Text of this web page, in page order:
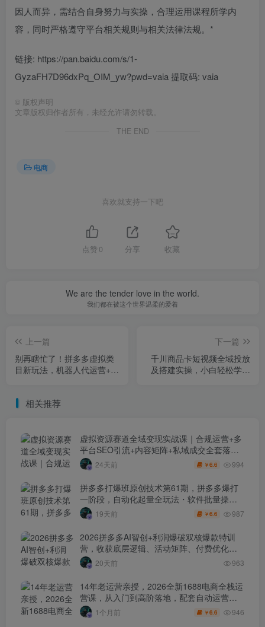
因人而异，需结合自身努力与实操，合理运用课程所学内
容，同时严格遵守平台相关规则与相关法律法规。*
链接: https://pan.baidu.com/s/1-
GyzaFH7D96dxPq_OIM_yw?pwd=vaia 提取码: vaia
© 版权声明
文章版权归作者所有，未经允许请勿转载。
THE END
电商
喜欢就支持一下吧
点赞 0 分享 收藏
We are the tender love in the world.
我们都在被这个世界温柔的爱着
上一篇
别再瞎忙了！拼多多虚拟类
目新玩法，机器人代运营+自
下一篇
千川商品卡短视频全域投放
及搭建实操，小白轻松学会
相关推荐
虚拟资源赛道全域变现实战课｜合规运营+多
平台SEO引流+内容矩阵+私域成交全套落地
玩法24天前 ￥6.6 994
拼多多打爆班原创技术第61期，拼多多爆打
一阶段，自动化起量全玩法・软件批量操
作・投产优化・大促矩阵实战课
19天前 ￥6.6 987
2026拼多多AI智创+利润爆破双核爆款特训
营，收获底层逻辑、活动矩阵、付费优化、
0-1打爆SOP
20天前 963
14年老运营亲授，2026全新1688电商全栈运
营课，从入门到高阶落地，配套自动运营表
+工具包+直播诊断等
1个月前 ￥6.6 946